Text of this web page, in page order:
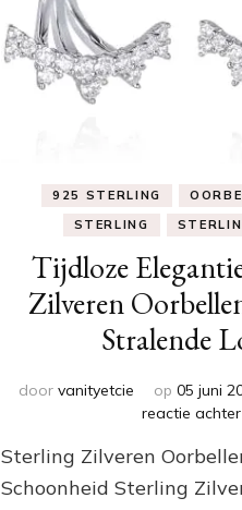
925 STERLING
STERLING
Tijdloze
Zilveren
Stralende
door vanityetcie op 05 juni
reactie achter
Sterling Zilveren
Schoonheid Sterling